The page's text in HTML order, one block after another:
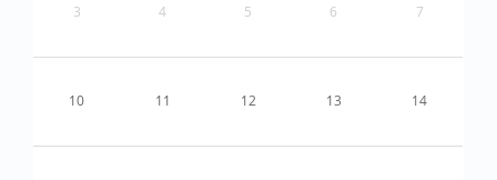
3 4 5 6 7
10 11 12 13 14